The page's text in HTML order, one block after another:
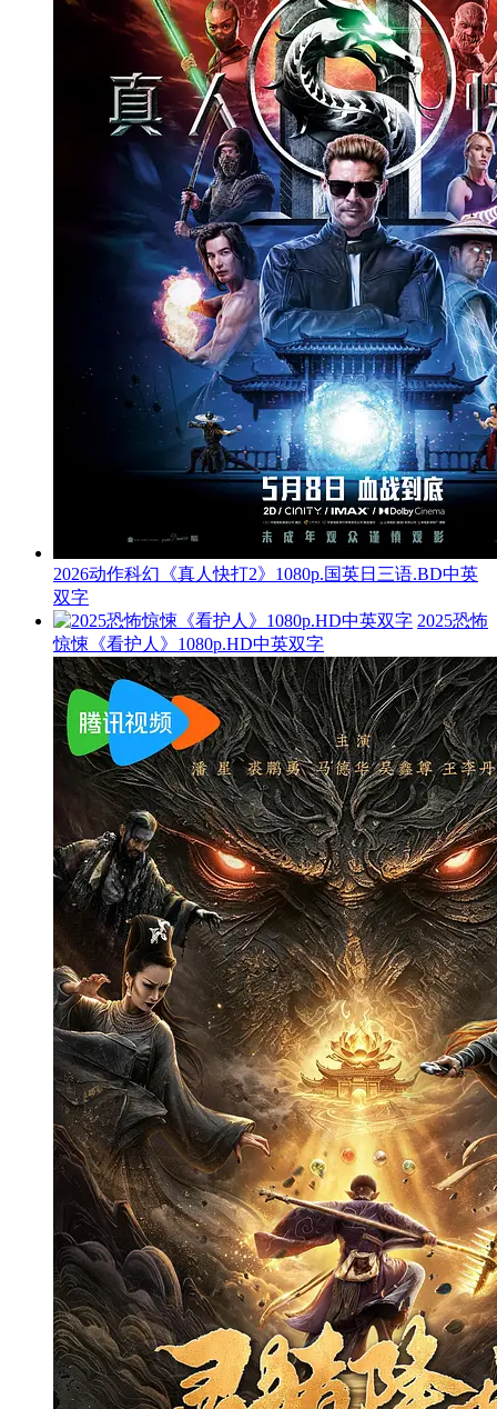
2026动作科幻《真人快打2》1080p.国英日三语.BD中英
双字
2025恐怖
惊悚《看护人》1080p.HD中英双字